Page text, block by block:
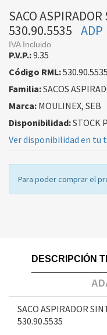
SACO
530.90.5535 ADP
IVA Incluido
P.V.P.:9.35
Código RML:530.90.5535
Familia:SACOS
Marca: MOULINEX, SEB
Disponibilidad:STOCK
Ver disponibilidad en tu
Para poder comprar el
DESCRIPCIÓN
SACO ASPIRADOR
530.90.5535